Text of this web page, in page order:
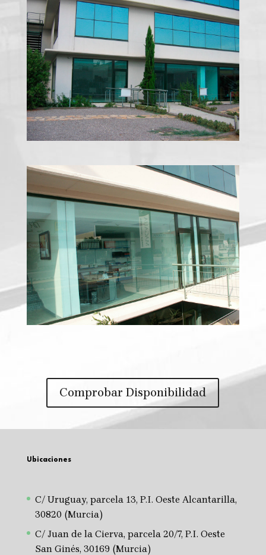
Comprobar Disponibilidad
Ubicaciones
C/ Uruguay, parcela 13, P.I. Oeste Alcantarilla,
30820 (Murcia)
C/ Juan de la Cierva, parcela 20/7, P.I. Oeste
San Ginés, 30169 (Murcia)